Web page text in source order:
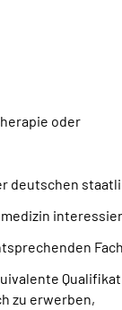
oder
zu erwerben,